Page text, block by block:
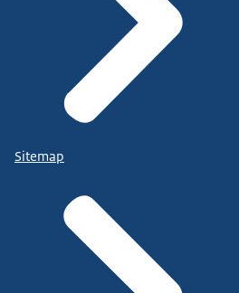
Sitemap